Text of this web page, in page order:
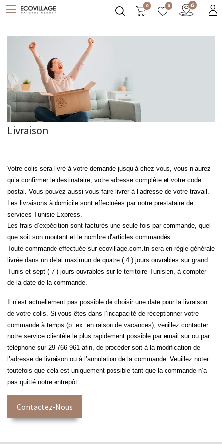
0 0
Livraison
Votre colis sera livré à votre demande jusqu’à chez vous, vous n’aurez
qu’a confirmer le destinataire, votre adresse complète et votre code
postal. Vous pouvez aussi vous faire livrer à l’adresse de votre travail.
Les livraisons à domicile sont effectuées par notre prestataire de
services Tunisie Express.
Les frais d’expédition sont facturés une seule fois par commande, quel
que soit son montant et le nombre d’articles commandés.
Toute commande effectuée sur ecovillage.com.tn sera en règle générale
livrée dans un delai maximun de quatre ( 4 ) jours ouvrables sur grand
Tunis et sept ( 7 ) jours ouvrables sur le territoire Tunisien, à compter
de la date de la commande.
Il n’est actuellement pas possible de choisir une date pour la livraison
de votre colis. Si vous êtes dans l’incapacité de réceptionner votre
commande à temps (p. ex. en raison de vacances), veuillez contacter
notre service clientèle le plus rapidement possible par email sur ou par
téléphone sur 29 766 961 afin, de procéder soit à la modification de
l’adresse de livraison ou à l’annulation de la commande. Veuillez noter
toutefois que cela est uniquement possible tant que la commande n’a
pas quitté notre entrepôt.
Contactez-Nous